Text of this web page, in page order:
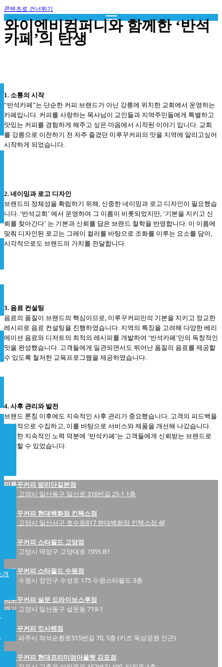
콘텐츠로 건너뛰기
개
와이엔비컴퍼니와 함께한 ‘반석
카페’의 탄생
1. 소통의 시작
“반석카페”는 단순한 커피 브랜드가 아닌 강릉에 위치한 교회에서 운영하는
카페입니다. 커피를 사랑하는 목사님이 교인들과 지역주민들에게 특별하고
맛있는 커피를 경험하게 해주고 싶은 마음에서 시작된 이야기 입니다. 교회
를 강릉으로 이전하기 전 자주 즐겼던 미루꾸커피의 맛을 지역에 알리고싶어
시작하게 되었습니다.
2. 네이밍과 로고 디자인
브랜드의 정체성을 확립하기 위해, 신중한 네이밍과 로고 디자인이 필요했습
니다. ‘반석교회’ 에서 운영하여 그 이름이 비롯되었지만, ‘기본을 지키고 신
뢰를 찾아간다’ 는 기본과 신뢰를 담은 브랜드 철학을 반영합니다. 이 이름에
맞춰 디자인된 로고는 그레이 컬러를 바탕으로 조화를 이루는 요소를 담아,
시각적으로도 브랜드의 가치를 전달합니다.
3. 음료 컨설팅
음료의 품질이 브랜드의 핵심이므로, 미루꾸커피만의 기본을 지키고 정교한
레시피로 음료 컨설팅을 진행하였습니다. 지역의 특징을 고려해 다양한 베리
에이션 음료와 디저트의 최적의 레시피를 개발하여 ‘반석카페’만의 독창적인
맛을 완성했습니다. 고객들에게 일관되면서도 뛰어난 품질의 음료를 제공할
수 있도록 철저한 교육프로그램을 제공하였습니다.
4. 사후 관리와 발전
브랜드 론칭 이후에도 지속적인 사후 관리가 중요했습니다. 고객의 피드백을
정기적으로 수집하고, 이를 바탕으로 서비스와 제품을 개선해 나갔습니다.
이러한 지속적인 노력 덕분에 ‘반석카페’는 고객들에게 신뢰받는 브랜드로
성장할 수 있었습니다.
미루꾸커피 밤리단길본점
경기 고양시 일산동구 일산로 316번길 25-1 1층
미루꾸커피 현대백화점 킨텍스점
경기 고양시 일산서구 호수로817 현대백화점 킨텍스점 4F
미루꾸커피 스타필드 고양점
경기 고양시 덕양구 고양대로 1955 B1
미루꾸커피 스타필드 수원점
경기 수원시 장안구 수성로 175 수원스타필드 3층
미루꾸커피 설문 드라이브스루점
경기 고양시 일산동구 설문동 719-1
미루꾸커피 킷사텐점
경기 파주시 와석순환로515번길 70, 5층 (키즈 옥상공원 인근)
미루꾸커피 현대프리미엄아울렛 김포점